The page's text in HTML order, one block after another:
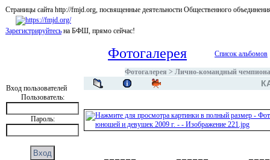
Страницы сайта http://fmjd.org, посвященные деятельности Общественного
Зарегистрируйтесь на БФШ, прямо сейчас!
Вход пользователей
Пользователь:
Пароль:
Фотогалерея Список альбомов
Фотогалерея > Лично-командный